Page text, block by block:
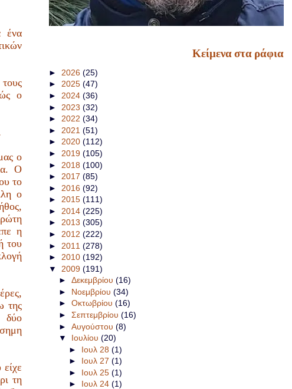
ένα
ο
ο
Ο
το
ο
η
του
της
δύο
τη
Κείμενα στα ράφια
► 2026 (25)
► 2025 (47)
► 2024 (36)
► 2023 (32)
► 2022 (34)
► 2021 (51)
► 2020 (112)
► 2019 (105)
► 2018 (100)
► 2017 (85)
► 2016 (92)
► 2015 (111)
► 2014 (225)
► 2013 (305)
► 2012 (222)
► 2011 (278)
► 2010 (192)
▼ 2009 (191)
► Δεκεμβρίου (16)
► Νοεμβρίου (34)
► Οκτωβρίου (16)
► Σεπτεμβρίου (16)
► Αυγούστου (8)
▼ Ιουλίου (20)
► Ιουλ 28(1)
► Ιουλ 27(1)
► Ιουλ 25(1)
► Ιουλ 24(1)